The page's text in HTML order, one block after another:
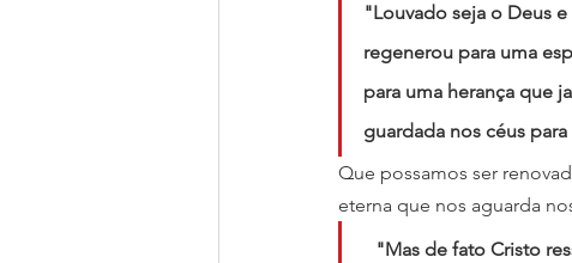
"Louvado seja o Deus
regenerou para uma
para uma herança que
guardada nos céus
Que possamos ser
eterna que nos aguarda
"Mas de fato Cristo